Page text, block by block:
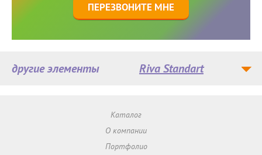
ПЕРЕЗВОНИТЕ МНЕ
другие элементы Riva Standart
Каталог
О компании
Портфолио